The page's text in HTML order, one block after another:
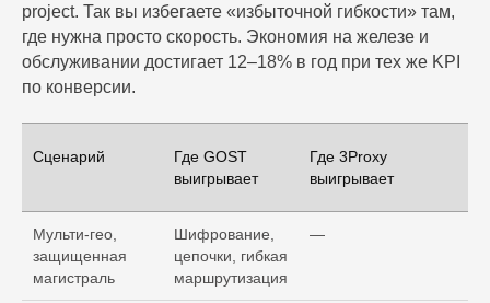
project. Так вы избегаете «избыточной гибкости» там,
где нужна просто скорость. Экономия на железе и
обслуживании достигает 12–18% в год при тех же KPI
по конверсии.
Сценарий
Где GOST
выигрывает
Где 3Proxy
выигрывает
Мульти-гео,
защищенная
магистраль
Шифрование,
цепочки, гибкая
маршрутизация
—